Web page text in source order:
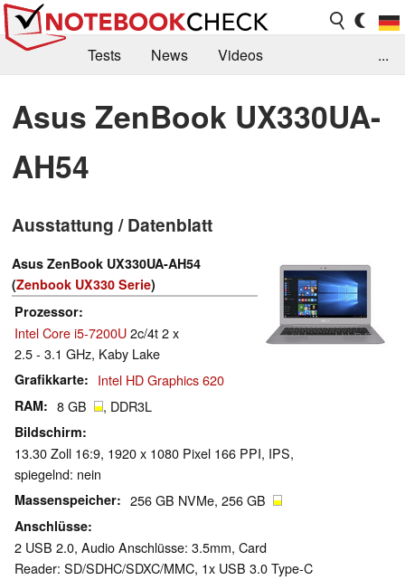
Tests News
Videos
Kaufberatung
Deals Suche
Jobs
Forum
...
Asus ZenBook UX330UA-
AH54
Ausstattung / Datenblatt
Asus ZenBook UX330UA-AH54
(Zenbook UX330 Serie)
Prozessor
Intel Core i5-7200U2c/4t 2 x
2.5 - 3.1 GHz, Kaby Lake
Grafikkarte Intel HD Graphics 620
RAM 8 GB , DDR3L
Bildschirm
13.30 Zoll 16:9, 1920 x 1080 Pixel 166 PPI, IPS,
spiegelnd: nein
Massenspeicher 256 GB NVMe, 256 GB
Anschlüsse
2 USB 2.0, Audio Anschlüsse: 3.5mm, Card
Reader: SD/​SDHC/​SDXC/​MMC, 1x USB 3.0 Type-C